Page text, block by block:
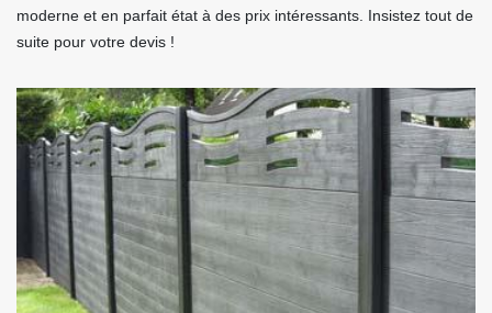
moderne et en parfait état à des prix intéressants. Insistez tout de
suite pour votre devis !